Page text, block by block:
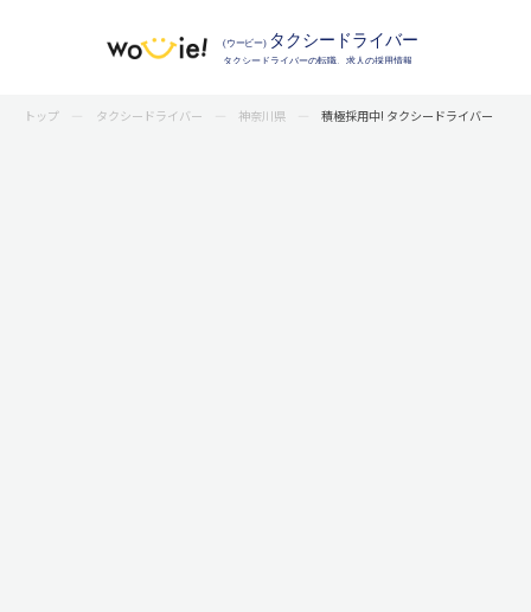
トップ タクシードライバー 神奈川県 積極採用中! タクシードライバー